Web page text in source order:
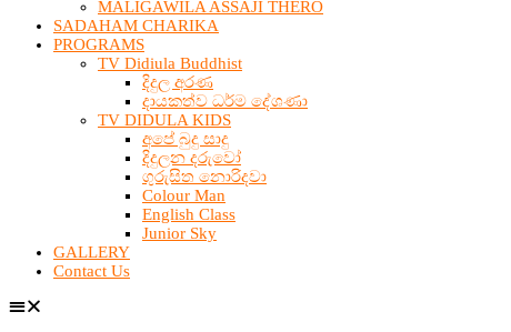
MALIGAWILA ASSAJI THERO
SADAHAM CHARIKA
PROGRAMS
TV Didiula Buddhist
දිදුල අරණ
දායකත්ව ධර්ම දේශණා
TV DIDULA KIDS
අපේ බුදු සාදු
දිදුලන දරුවෝ
ගුරුසිත නොරිදවා
Colour Man
English Class
Junior Sky
GALLERY
Contact Us